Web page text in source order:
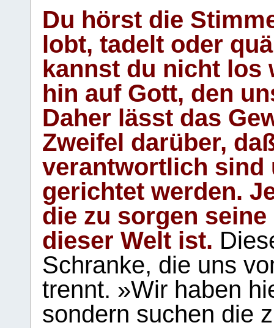
Du hörst die
lobt, tadelt oder
kannst du nicht los
hin auf Gott, den
Daher lässt das
Zweifel darüber,
verantwortlich sind
gerichtet werden.
die zu sorgen
dieser Welt ist.
Schranke, die uns
trennt. »Wir haben
sondern suchen die